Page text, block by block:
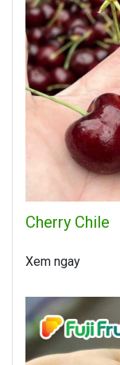
Cherry Chile
Xem ngay